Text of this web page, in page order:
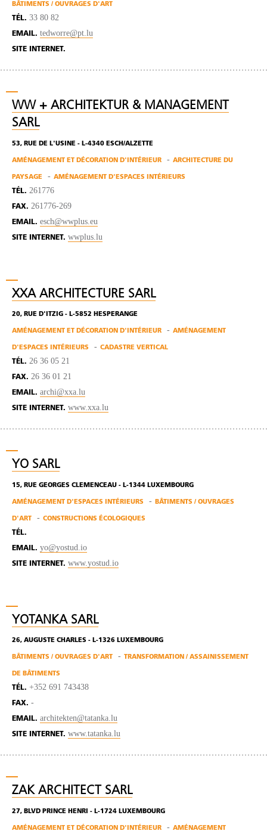
BÂTIMENTS / OUVRAGES D'ART
TÉL. 33 80 82
EMAIL. tedworre@pt.lu
SITE INTERNET.
WW + ARCHITEKTUR & MANAGEMENT
SARL
53, RUE DE L'USINE - L-4340 ESCH/ALZETTE
AMÉNAGEMENT ET DÉCORATION D'INTÉRIEUR ARCHITECTURE DU
PAYSAGE AMÉNAGEMENT D'ESPACES INTÉRIEURS
TÉL. 261776
FAX. 261776-269
EMAIL. esch@wwplus.eu
SITE INTERNET. wwplus.lu
XXA ARCHITECTURE SARL
20, RUE D'ITZIG - L-5852 HESPERANGE
AMÉNAGEMENT ET DÉCORATION D'INTÉRIEUR AMÉNAGEMENT
D'ESPACES INTÉRIEURS CADASTRE VERTICAL
TÉL. 26 36 05 21
FAX. 26 36 01 21
EMAIL. archi@xxa.lu
SITE INTERNET. www.xxa.lu
YO SARL
15, RUE GEORGES CLEMENCEAU - L-1344 LUXEMBOURG
AMÉNAGEMENT D'ESPACES INTÉRIEURS BÂTIMENTS / OUVRAGES
D'ART CONSTRUCTIONS ÉCOLOGIQUES
TÉL.
EMAIL. yo@yostud.io
SITE INTERNET. www.yostud.io
YOTANKA SARL
26, AUGUSTE CHARLES - L-1326 LUXEMBOURG
BÂTIMENTS / OUVRAGES D'ART TRANSFORMATION / ASSAINISSEMENT
DE BÂTIMENTS
TÉL. +352 691 743438
FAX. -
EMAIL. architekten@tatanka.lu
SITE INTERNET. www.tatanka.lu
ZAK ARCHITECT SARL
27, BLVD PRINCE HENRI - L-1724 LUXEMBOURG
AMÉNAGEMENT ET DÉCORATION D'INTÉRIEUR AMÉNAGEMENT